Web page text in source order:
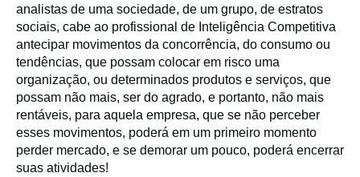
analistas de uma sociedade, de um grupo, de estratos
sociais, cabe ao profissional de Inteligência Competitiva
antecipar movimentos da concorrência, do consumo ou
tendências, que possam colocar em risco uma
organização, ou determinados produtos e serviços, que
possam não mais, ser do agrado, e portanto, não mais
rentáveis, para aquela empresa, que se não perceber
esses movimentos, poderá em um primeiro momento
perder mercado, e se demorar um pouco, poderá encerrar
suas atividades!